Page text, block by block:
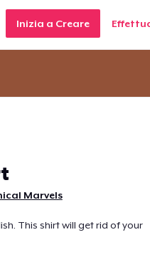
Inizia a Creare
Marvels
This shirt will get rid of your